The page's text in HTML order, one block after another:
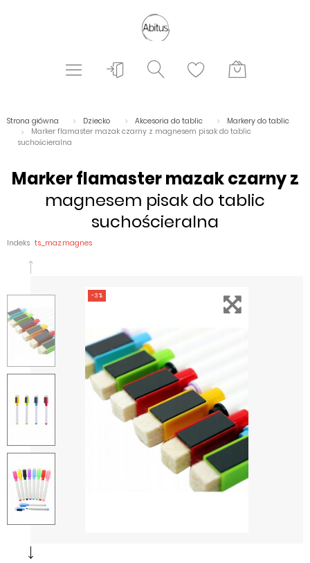
Strona główna Dziecko Akcesoria do tablic
Markery do tablic
Marker flamaster mazak czarny z magnesem pisak do tablic
suchościeralna
Marker flamaster mazak czarny z
magnesem pisak do tablic
suchościeralna
Indeks ts_maz.magnes
-3%